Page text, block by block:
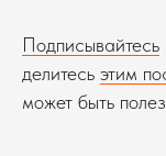
Подписывайтесь
делитесь этим
может быть